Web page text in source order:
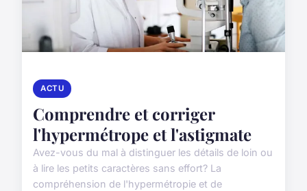
ACTU
Comprendre et corriger
l'hypermétrope et l'astigmate
Avez-vous du mal à distinguer les détails de loin ou
à lire les petits caractères sans effort? La
compréhension de l'hypermétropie et de